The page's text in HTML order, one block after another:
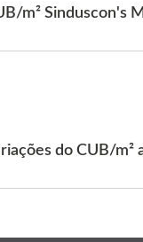
m² Sinduscon's
do CUB/